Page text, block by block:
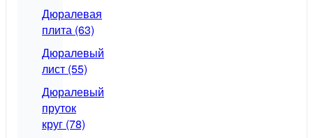
Дюралевая
плита (63)
Дюралевый
лист (55)
Дюралевый
пруток
круг (78)